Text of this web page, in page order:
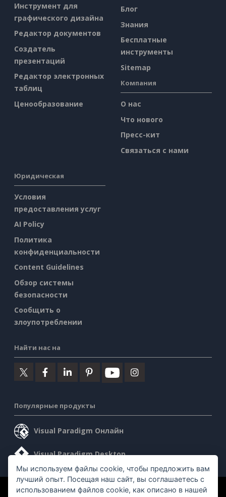
Инструмент для
графического дизайна
Редактор документов
Создатель
презентаций
Редактор электронных
таблиц
Ценообразование
Блог
Знания
Бесплатные
инструменты
Sitemap
Компания
О нас
Что нового
Пресс-кит
Связаться с нами
Юридическая
Условия
предоставления услуг
AI Policy
Политика
конфиденциальности
Content Guidelines
Обзор системы
безопасности
Сообщить о
злоупотреблении
Найти нас на
Популярные продукты
Visual Paradigm Онлайн
Visual Paradigm Desktop
©2026 by Visual Paradigm. Все права защищены.
Мы используем файлы cookie, чтобы предложить вам
лучший опыт. Посещая наш сайт, вы соглашаетесь с
использованием файлов cookie, как описано в нашей